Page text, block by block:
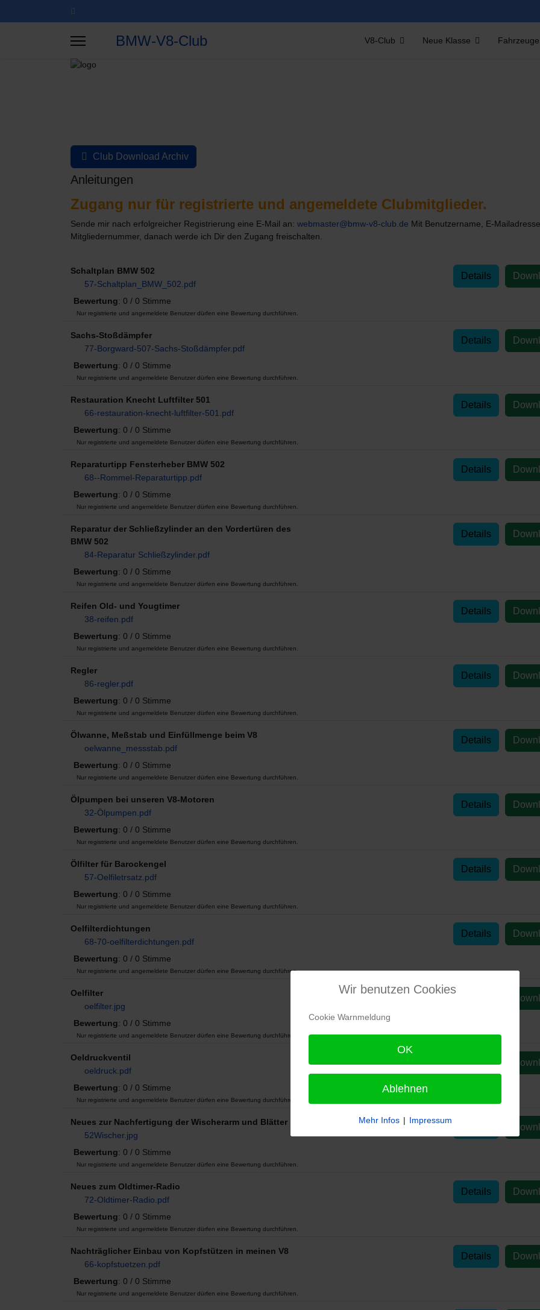
BMW-V8-Club V8-Club Neue Klasse Fahrzeuge
Club Download Archiv
Anleitungen
Zugang nur für registrierte und angemeldete Clubmitglieder.
Sende mir nach erfolgreicher Registrierung eine E-Mail an: webmaster@bmw-v8-club.de Mit Benutzername, E-
Mitgliedernummer, danach werde ich Dir den Zugang freischalten.
Schaltplan BMW 502
57-Schaltplan_BMW_502.pdf
Details
Bewertung: 0 / 0 Stimme
Nur registrierte und angemeldete Benutzer dürfen eine Bewertung durchführen.
Sachs-Stoßdämpfer
77-Borgward-507-Sachs-Stoßdämpfer.pdf
Details
Bewertung: 0 / 0 Stimme
Nur registrierte und angemeldete Benutzer dürfen eine Bewertung durchführen.
Restauration Knecht Luftfilter 501
66-restauration-knecht-luftfilter-501.pdf
Details
Bewertung: 0 / 0 Stimme
Nur registrierte und angemeldete Benutzer dürfen eine Bewertung durchführen.
Reparaturtipp Fensterheber BMW 502
68--Rommel-Reparaturtipp.pdf
Details
Bewertung: 0 / 0 Stimme
Nur registrierte und angemeldete Benutzer dürfen eine Bewertung durchführen.
Reparatur der Schließzylinder an den Vordertüren des
BMW 502
84-Reparatur Schließzylinder.pdf
Details
Bewertung: 0 / 0 Stimme
Nur registrierte und angemeldete Benutzer dürfen eine Bewertung durchführen.
Reifen Old- und Yougtimer
38-reifen.pdf
Details
Bewertung: 0 / 0 Stimme
Nur registrierte und angemeldete Benutzer dürfen eine Bewertung durchführen.
Regler
86-regler.pdf
Details
Bewertung: 0 / 0 Stimme
Nur registrierte und angemeldete Benutzer dürfen eine Bewertung durchführen.
Ölwanne, Meßstab und Einfüllmenge beim V8
oelwanne_messstab.pdf
Details
Bewertung: 0 / 0 Stimme
Nur registrierte und angemeldete Benutzer dürfen eine Bewertung durchführen.
Ölpumpen bei unseren V8-Motoren
32-Ölpumpen.pdf
Details
Bewertung: 0 / 0 Stimme
Nur registrierte und angemeldete Benutzer dürfen eine Bewertung durchführen.
Ölfilter für Barockengel
57-Oelfiletrsatz.pdf
Details
Bewertung: 0 / 0 Stimme
Nur registrierte und angemeldete Benutzer dürfen eine Bewertung durchführen.
Oelfilterdichtungen
68-70-oelfilterdichtungen.pdf
Details
Bewertung: 0 / 0 Stimme
Nur registrierte und angemeldete Benutzer dürfen eine Bewertung durchführen.
Oelfilter
oelfilter.jpg
Bewertung: 0 / 0 Stimme
Nur registrierte und angemeldete Benutzer dürfen eine Bewertung durchführen.
Oeldruckventil
oeldruck.pdf
Details
Bewertung: 0 / 0 Stimme
Nur registrierte und angemeldete Benutzer dürfen eine Bewertung durchführen.
Neues zur Nachfertigung der Wischerarm und Blätter
52Wischer.jpg
Bewertung: 0 / 0 Stimme
Nur registrierte und angemeldete Benutzer dürfen eine Bewertung durchführen.
Neues zum Oldtimer-Radio
72-Oldtimer-Radio.pdf
Details
Bewertung: 0 / 0 Stimme
Nur registrierte und angemeldete Benutzer dürfen eine Bewertung durchführen.
Nachträglicher Einbau von Kopfstützen in meinen V8
66-kopfstuetzen.pdf
Details
Bewertung: 0 / 0 Stimme
Nur registrierte und angemeldete Benutzer dürfen eine Bewertung durchführen.
Wir benutzen Cookies
Cookie Warnmeldung
OK
Ablehnen
Mehr Infos | Impressum